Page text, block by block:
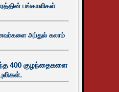
பங்காளிகள்
அப்துல் கலாம்
400 குழந்தைகளை